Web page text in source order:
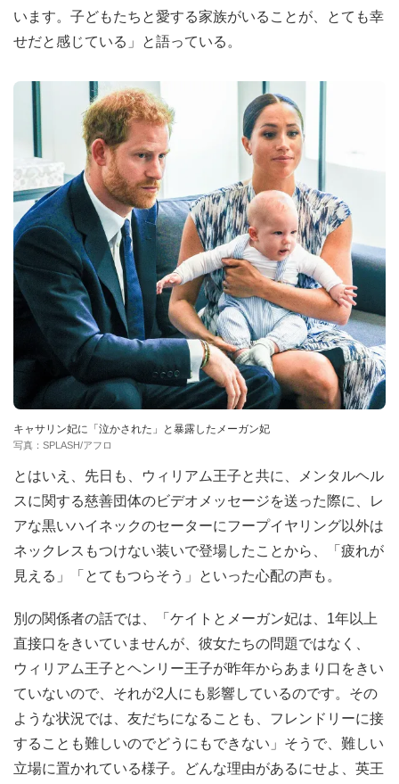
います。子どもたちと愛する家族がいることが、とても幸
せだと感じている」と語っている。
キャサリン妃に「泣かされた」と暴露したメーガン妃
写真：SPLASH/アフロ
とはいえ、先日も、ウィリアム王子と共に、メンタルヘル
スに関する慈善団体のビデオメッセージを送った際に、レ
アな黒いハイネックのセーターにフープイヤリング以外は
ネックレスもつけない装いで登場したことから、「疲れが
見える」「とてもつらそう」といった心配の声も。
別の関係者の話では、「ケイトとメーガン妃は、1年以上
直接口をきいていませんが、彼女たちの問題ではなく、
ウィリアム王子とヘンリー王子が昨年からあまり口をきい
ていないので、それが2人にも影響しているのです。その
ような状況では、友だちになることも、フレンドリーに接
することも難しいのでどうにもできない」そうで、難しい
立場に置かれている様子。どんな理由があるにせよ、英王